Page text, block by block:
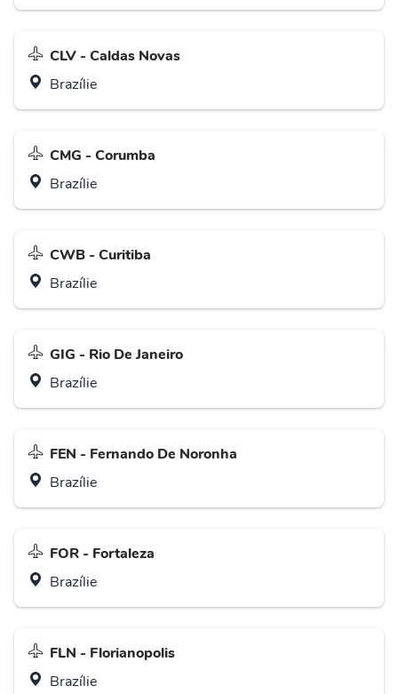
CLV - Caldas Novas
Brazílie
CMG - Corumba
Brazílie
CWB - Curitiba
Brazílie
GIG - Rio De Janeiro
Brazílie
FEN - Fernando De Noronha
Brazílie
FOR - Fortaleza
Brazílie
FLN - Florianopolis
Brazílie